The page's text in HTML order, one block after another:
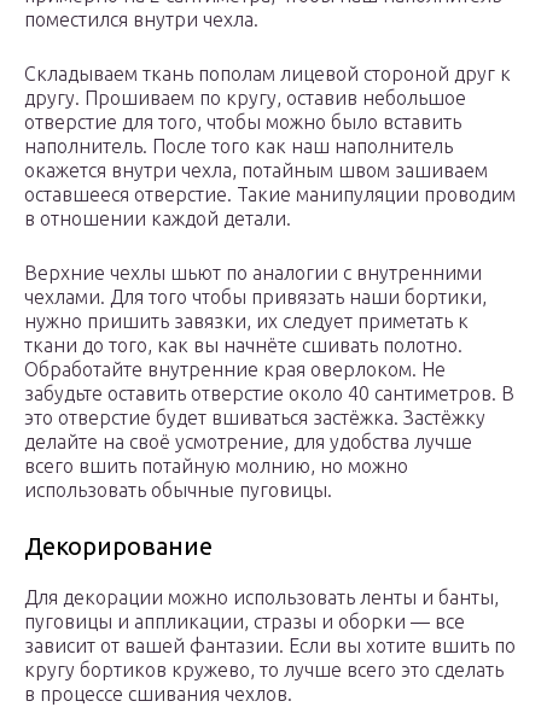
поместился внутри чехла.
Складываем ткань пополам лицевой стороной друг к
другу. Прошиваем по кругу, оставив небольшое
отверстие для того, чтобы можно было вставить
наполнитель. После того как наш наполнитель
окажется внутри чехла, потайным швом зашиваем
оставшееся отверстие. Такие манипуляции проводим
в отношении каждой детали.
Верхние чехлы шьют по аналогии с внутренними
чехлами. Для того чтобы привязать наши бортики,
нужно пришить завязки, их следует приметать к
ткани до того, как вы начнёте сшивать полотно.
Обработайте внутренние края оверлоком. Не
забудьте оставить отверстие около 40 сантиметров. В
это отверстие будет вшиваться застёжка. Застёжку
делайте на своё усмотрение, для удобства лучше
всего вшить потайную молнию, но можно
использовать обычные пуговицы.
Декорирование
Для декорации можно использовать ленты и банты,
пуговицы и аппликации, стразы и оборки — все
зависит от вашей фантазии. Если вы хотите вшить по
кругу бортиков кружево, то лучше всего это сделать
в процессе сшивания чехлов.